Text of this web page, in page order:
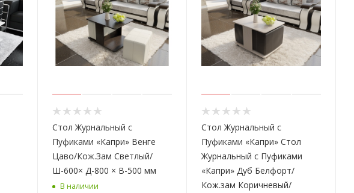
Стол Журнальный с
Пуфиками «Капри» Венге
Цаво/Кож.Зам Светлый/
Ш-600× Д-800 × В-500 мм
В наличии
Стол Журнальный с
Пуфиками «Капри» Стол
Журнальный с Пуфиками
«Капри» Дуб Белфорт/
Кож.зам Коричневый/